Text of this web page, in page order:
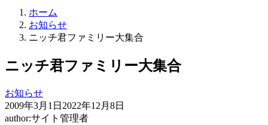
ホーム
お知らせ
ニッチ君ファミリー大集合
ニッチ君ファミリー大集合
お知らせ
2009年3月1日 2022年12月8日
author:サイト管理者